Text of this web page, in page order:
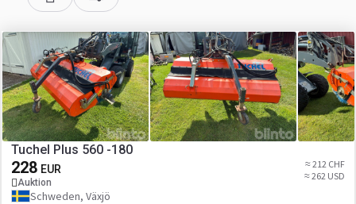
Tuchel Plus 560 -180
228 EUR
Auktion
≈ 212 CHF
≈ 262 USD
Schweden, Växjö